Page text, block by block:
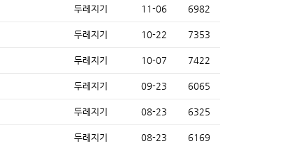
두레지기 11-06 6982
두레지기 10-22 7353
두레지기 10-07 7422
두레지기 09-23 6065
두레지기 08-23 6325
두레지기 08-23 6169